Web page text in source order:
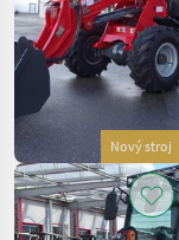
Nový stroj